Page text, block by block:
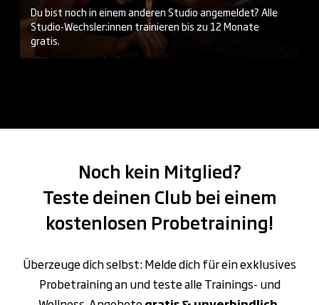
Du bist noch in einem anderen Studio angemeldet? Alle
Studio-Wechsler:innen trainieren bis zu 12 Monate
gratis.
Noch kein Mitglied?
Teste deinen Club bei einem
kostenlosen Probetraining!
Überzeuge dich selbst: Melde dich für ein exklusives
Probetraining an und teste alle Trainings- und